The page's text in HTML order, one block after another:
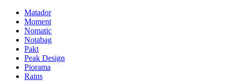
Matador
Moment
Nomatic
Notabag
Pakt
Peak Design
Piorama
Rains